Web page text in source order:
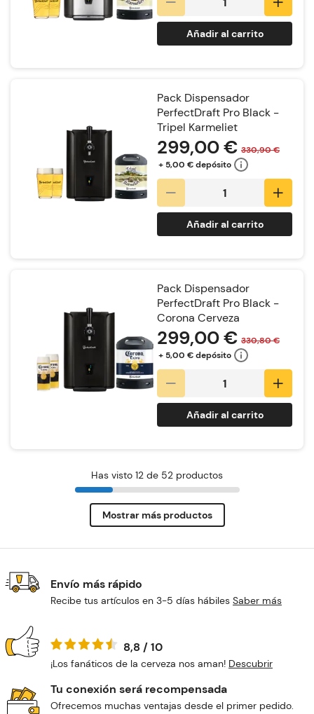
Añadir al carrito
Pack Dispensador
PerfectDraft Pro Black -
Tripel Karmeliet
299,00 € 330,90 €
+ 5,00 € depósito
Añadir al carrito
Pack Dispensador
PerfectDraft Pro Black -
Corona Cerveza
299,00 € 330,80 €
+ 5,00 € depósito
Añadir al carrito
Has visto 12 de 52 productos
Mostrar más productos
Envío más rápido
Recibe tus artículos en 3-5 días hábiles Saber más
8,8 / 10
¡Los fanáticos de la cerveza nos aman! Descubrir
Tu conexión será recompensada
Ofrecemos muchas ventajas desde el primer pedido.